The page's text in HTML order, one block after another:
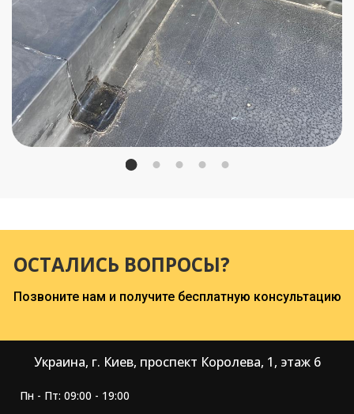
ОСТАЛИСЬ ВОПРОСЫ?
Позвоните нам и получите бесплатную консультацию
Пн - Пт: 09:00 - 19:00
Украина, г. Киев, проспект Королева, 1, этаж 6